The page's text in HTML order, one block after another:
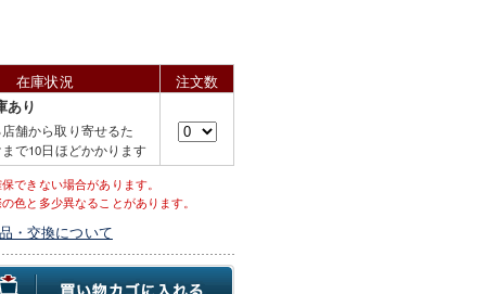
在庫状況 注文数
あり
舗から取り寄せるた
で10日ほどかかります
できない場合があります。
色と多少異なることがあります。
・交換について